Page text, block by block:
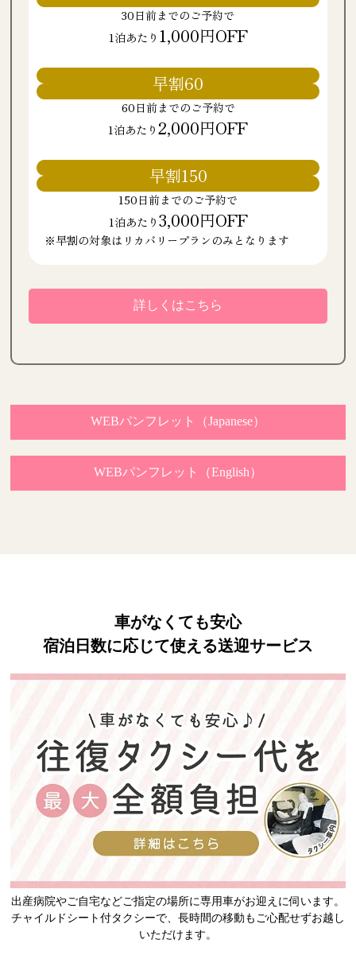
30日前までのご予約で
1泊あたり 1,000円OFF
早割60
60日前までのご予約で
1泊あたり 2,000円OFF
早割150
150日前までのご予約で
1泊あたり 3,000円OFF
※早割の対象はリカバリープランのみとなります
詳しくはこちら
WEBパンフレット（Japanese）
WEBパンフレット（English）
車がなくても安心
宿泊日数に応じて使える送迎サービス
出産病院やご自宅などご指定の場所に専用車がお迎えに伺います。
チャイルドシート付タクシーで、長時間の移動もご心配せずお越し
いただけます。